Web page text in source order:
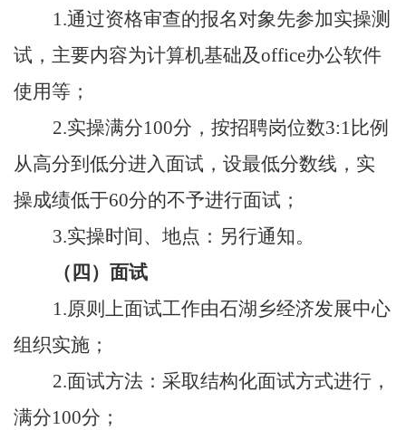
1.通过资格审查的报名对象先参加实操测
试 ，主要内容为计算机基础及office办公软件
使用等 ；
2.实操满分100分， 按招聘岗位数3:1比例
从高分到低分进入面试， 设最低分数线， 实
操成绩低于60分的不予进行面试 ；
3.实操时间、地点： 另行通知。
（四） 面试
1.原则上面试工作由石湖乡经济发展中心
组织实施 ；
2.面试方法：采取结构化面试方式进行，
满分100分 ；